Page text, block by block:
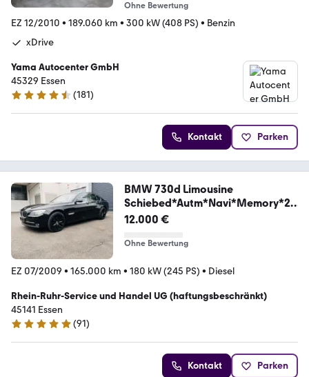
Ohne Bewertung
EZ 12/2010 • 189.060 km • 300 kW (408 PS) • Benzin
xDrive
Yama Autocenter GmbH
45329 Essen
4.7 Sterne
(181)
Kontakt Parken
BMW 730d Limousine
Schiebed*Autm*Navi*Memory*20
Zoll*
12.000 €
Ohne Bewertung
EZ 07/2009 • 165.000 km • 180 kW (245 PS) • Diesel
Rhein-Ruhr-Service und Handel UG (haftungsbeschränkt)
45141 Essen
4.8 Sterne
(91)
Kontakt Parken